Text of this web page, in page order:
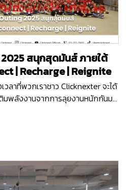
สนุกสุดมันส์ ภายใต้
| Recharge | Reignite
ลาที่พวกเราชาว Clicknexter จะได้
พลังงานจากการลุยงานหนักกันมา
ยทั้งช่วงกลางวันและกลางคืน เพื่อ
ติมเต็มพลังงาน จุดไฟแห่งการ
Reignite…